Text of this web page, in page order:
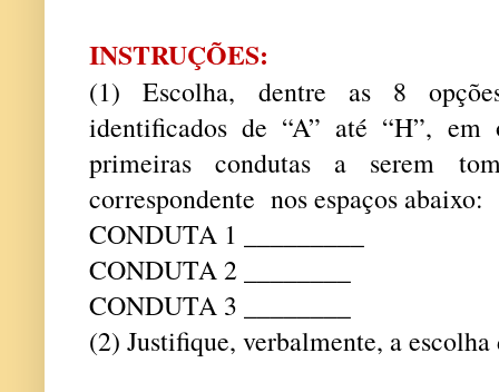
INSTRUÇÕES:
(1) Escolha, dentre as 8
identificados de “A” até “H”,
primeiras condutas a serem
correspondente nos espaços abaixo:
CONDUTA 1 _________
CONDUTA 2 ________
CONDUTA 3 ________
(2) Justifique, verbalmente, a